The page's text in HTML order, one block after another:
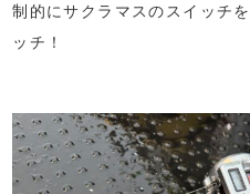
制的にサクラマスのスイッチ
ッチ！